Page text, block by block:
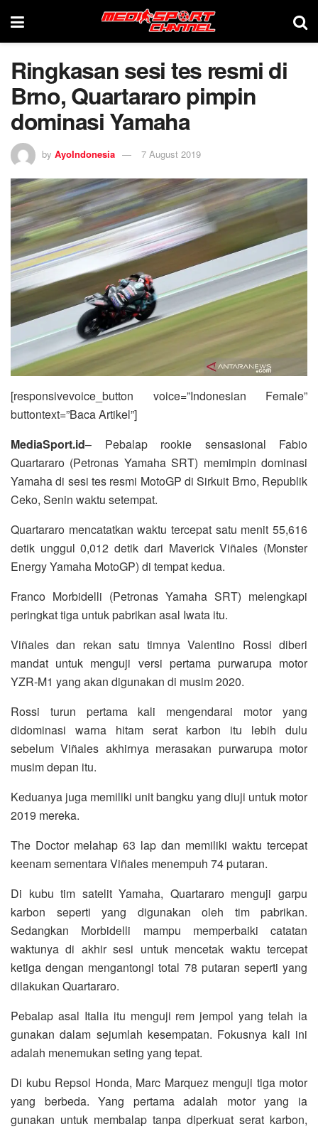
Ringkasan sesi tes resmi di
Brno, Quartararo pimpin
dominasi Yamaha
by AyoIndonesia 7 August 2019
[responsivevoice_button voice=”Indonesian Female”
buttontext=”Baca Artikel”]
MediaSport.id– Pebalap rookie sensasional Fabio
Quartararo (Petronas Yamaha SRT) memimpin dominasi
Yamaha di sesi tes resmi MotoGP di Sirkuit Brno, Republik
Ceko, Senin waktu setempat.
Quartararo mencatatkan waktu tercepat satu menit 55,616
detik unggul 0,012 detik dari Maverick Viñales (Monster
Energy Yamaha MotoGP) di tempat kedua.
Franco Morbidelli (Petronas Yamaha SRT) melengkapi
peringkat tiga untuk pabrikan asal Iwata itu.
Viñales dan rekan satu timnya Valentino Rossi diberi
mandat untuk menguji versi pertama purwarupa motor
YZR-M1 yang akan digunakan di musim 2020.
Rossi turun pertama kali mengendarai motor yang
didominasi warna hitam serat karbon itu lebih dulu
sebelum Viñales akhirnya merasakan purwarupa motor
musim depan itu.
Keduanya juga memiliki unit bangku yang diuji untuk motor
2019 mereka.
The Doctor melahap 63 lap dan memiliki waktu tercepat
keenam sementara Viñales menempuh 74 putaran.
Di kubu tim satelit Yamaha, Quartararo menguji garpu
karbon seperti yang digunakan oleh tim pabrikan.
Sedangkan Morbidelli mampu memperbaiki catatan
waktunya di akhir sesi untuk mencetak waktu tercepat
ketiga dengan mengantongi total 78 putaran seperti yang
dilakukan Quartararo.
Pebalap asal Italia itu menguji rem jempol yang telah ia
gunakan dalam sejumlah kesempatan. Fokusnya kali ini
adalah menemukan seting yang tepat.
Di kubu Repsol Honda, Marc Marquez menguji tiga motor
yang berbeda. Yang pertama adalah motor yang ia
gunakan untuk membalap tanpa diperkuat serat karbon,